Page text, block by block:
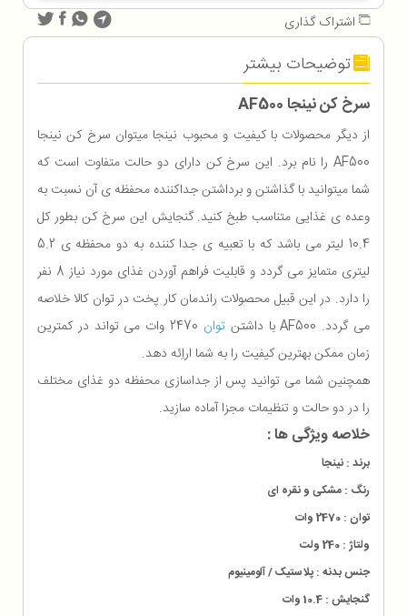
اشتراک گذاری
توضیحات بیشتر
سرخ کن نینجا AF500
از دیگر محصولات با کیفیت و محبوب نینجا میتوان سرخ کن نینجا
AF500 را نام برد. این سرخ کن دارای دو حالت متفاوت است که
شما میتوانید با گذاشتن و برداشتن جداکننده محفظه ی آن نسبت به
وعده ی غذایی متناسب طبخ کنید. گنجایش این سرخ کن بطور کل
10.4 لیتر می باشد که با تعبیه ی جدا کننده به دو محفظه ی 5.2
لیتری متمایز می گردد و قابلیت فراهم آوردن غذای مورد نیاز 8 نفر
را دارد. در این قبیل محصولات راندمان کار پخت در توان کالا خلاصه
می گردد. AF500 با داشتن
توان
2470 وات می تواند در کمترین
زمان ممکن بهترین کیفیت را به شما اراِئه دهد.
همچنین شما می توانید پس از جداسازی محفظه دو غذای مختلف
را در دو حالت و تنظیمات مجزا آماده سازید.
خلاصه ویژگی ها :
برند : نینجا
رنگ : مشکی و نقره ای
توان : 2470 وات
ولتاژ : 240 ولت
جنس بدنه : پلاستیک / آلومینیوم
گنجایش : 10.4 وات